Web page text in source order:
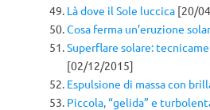
Là dove il Sole luccica [20/
Cosa ferma un’eruzione
Superflare solare:
[02/12/2015]
Espulsione di massa con
Piccola, “gelida” e